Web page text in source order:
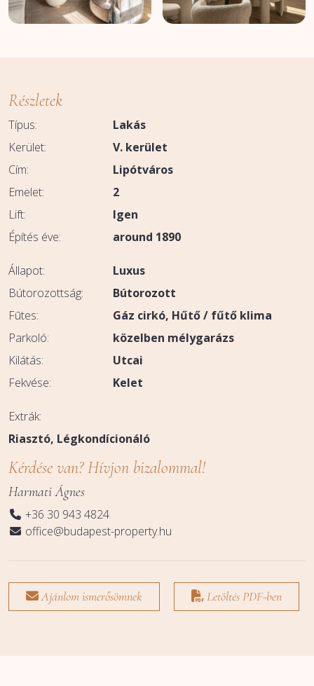
Részletek
Típus:
Lakás
Kerület:
V. kerület
Cím:
Lipótváros
Emelet:
2
Lift:
Igen
Építés éve:
around 1890
Állapot:
Luxus
Bútorozottság:
Bútorozott
Fūtes:
Gáz cirkó Hűtő / fűtő klima
Parkoló:
közelben mélygarázs
Kilátás:
Utcai
Fekvése:
Kelet
Extrák:
Riasztó Légkondícionáló
Kérdése van? Hívjon bizalommal!
Harmati Ágnes
+36 30 943 4824
office@budapest-property.hu
Ajánlom ismerősömnek Letöltés PDF-ben